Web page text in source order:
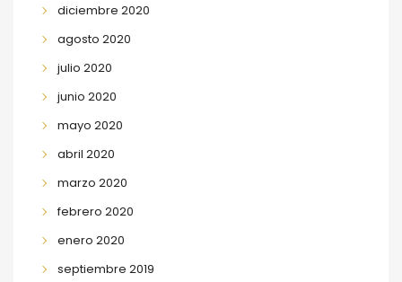
diciembre 2020
agosto 2020
julio 2020
junio 2020
mayo 2020
abril 2020
marzo 2020
febrero 2020
enero 2020
septiembre 2019